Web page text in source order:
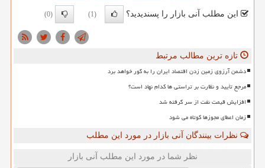
این مطلب آنی بازار را پسندیدید؟ (1)
(0)
تازه ترین مطالب مرتبط
دشمن آرزوی زمین زدن اقتصاد ایران را به گور خواهد برد
مرجع تأیید و نظارت بر تراستی ها کدام نهاد است؟
افزایش قیمت نفت از سر گرفته شد
زمان اعطای مجوزها کوتاه می شود
نظرات بینندگان آنی بازار در مورد این مطلب
نظر شما در مورد این مطلب آنی بازار